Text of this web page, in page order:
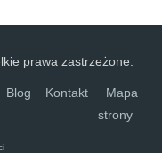
prawa zastrzeżone.
Blog Kontakt
Mapa
strony